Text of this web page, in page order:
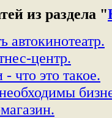
из раздела "
автокинотеатр.
центр.
что это такое.